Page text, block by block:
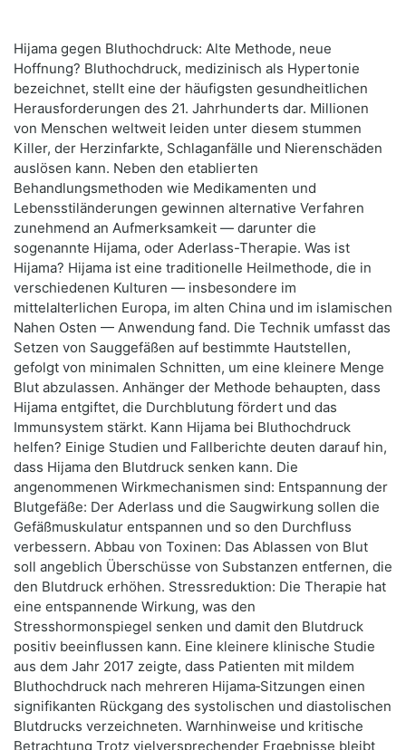
Hijama gegen Bluthochdruck: Alte Methode, neue
Hoffnung? Bluthochdruck, medizinisch als Hypertonie
bezeichnet, stellt eine der häufigsten gesundheitlichen
Herausforderungen des 21. Jahrhunderts dar. Millionen
von Menschen weltweit leiden unter diesem stummen
Killer, der Herzinfarkte, Schlaganfälle und Nierenschäden
auslösen kann. Neben den etablierten
Behandlungsmethoden wie Medikamenten und
Lebensstiländerungen gewinnen alternative Verfahren
zunehmend an Aufmerksamkeit — darunter die
sogenannte Hijama, oder Aderlass-Therapie. Was ist
Hijama? Hijama ist eine traditionelle Heilmethode, die in
verschiedenen Kulturen — insbesondere im
mittelalterlichen Europa, im alten China und im islamischen
Nahen Osten — Anwendung fand. Die Technik umfasst das
Setzen von Sauggefäßen auf bestimmte Hautstellen,
gefolgt von minimalen Schnitten, um eine kleinere Menge
Blut abzulassen. Anhänger der Methode behaupten, dass
Hijama entgiftet, die Durchblutung fördert und das
Immunsystem stärkt. Kann Hijama bei Bluthochdruck
helfen? Einige Studien und Fallberichte deuten darauf hin,
dass Hijama den Blutdruck senken kann. Die
angenommenen Wirkmechanismen sind: Entspannung der
Blutgefäße: Der Aderlass und die Saugwirkung sollen die
Gefäßmuskulatur entspannen und so den Durchfluss
verbessern. Abbau von Toxinen: Das Ablassen von Blut
soll angeblich Überschüsse von Substanzen entfernen, die
den Blutdruck erhöhen. Stressreduktion: Die Therapie hat
eine entspannende Wirkung, was den
Stresshormonspiegel senken und damit den Blutdruck
positiv beeinflussen kann. Eine kleinere klinische Studie
aus dem Jahr 2017 zeigte, dass Patienten mit mildem
Bluthochdruck nach mehreren Hijama‑Sitzungen einen
signifikanten Rückgang des systolischen und diastolischen
Blutdrucks verzeichneten. Warnhinweise und kritische
Betrachtung Trotz vielversprechender Ergebnisse bleibt